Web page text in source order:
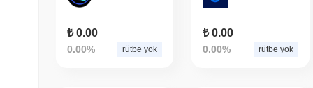
₺ 0.00
0.00% rütbe yok
₺ 0.00
0.00% rütbe yok